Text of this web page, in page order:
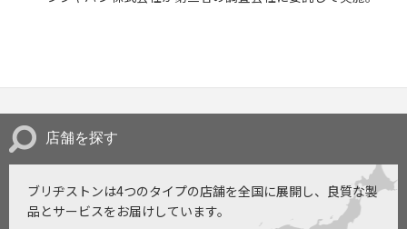
店舗を探す
ブリヂストンは4つのタイプの店舗を全国に展開し、 良質な製
品とサービスをお届けしています。